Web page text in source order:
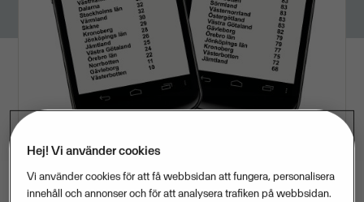
Hej! Vi använder cookies
Vi använder cookies för att få webbsidan att fungera, personalisera
innehåll och annonser och för att analysera trafiken på webbsidan.